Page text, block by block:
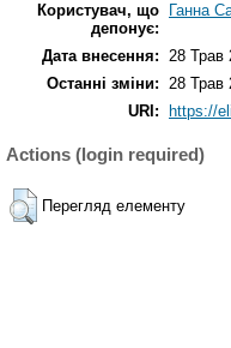
Користувач, що
депонує:
Ганна
Дата внесення: 28 Трав
Останні зміни: 28 Трав
URI:
https://
Actions (login required)
Перегляд елементу